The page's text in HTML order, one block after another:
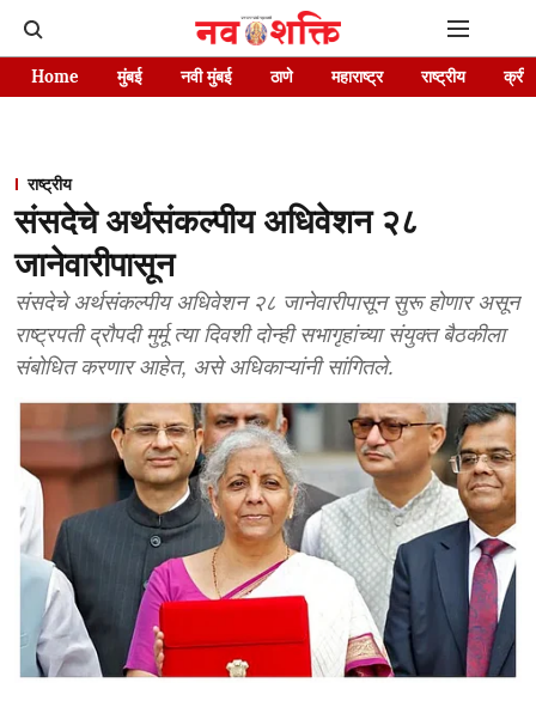
Home मुंबई नवी मुंबई ठाणे महाराष्ट्र राष्ट्रीय
राष्ट्रीय
संसदेचे अर्थसंकल्पीय अधिवेशन २८
जानेवारीपासून
संसदेचे अर्थसंकल्पीय अधिवेशन २८ जानेवारीपासून सुरू होणार असून
राष्ट्रपती द्रौपदी मुर्मू त्या दिवशी दोन्ही सभागृहांच्या संयुक्त बैठकीला
संबोधित करणार आहेत, असे अधिकाऱ्यांनी सांगितले.